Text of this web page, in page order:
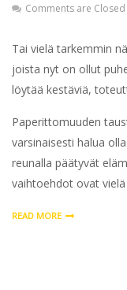
Comments are Closed
Tai vielä tarkemmin
joista nyt on ollut
löytää kestäviä,
Paperittomuuden
varsinaisesti halua
reunalla päätyvät
vaihtoehdot ovat
READ MORE